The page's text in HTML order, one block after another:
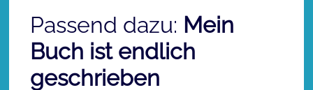
Passend dazu: Mein
Buch ist endlich
geschrieben